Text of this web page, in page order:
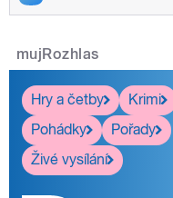
mujRozhlas
Hry a četby
Krimi
Pohádky
Pořady
Živé vysílání